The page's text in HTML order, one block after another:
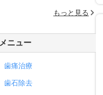
もっと見る
メニュー
歯痛治療
歯石除去